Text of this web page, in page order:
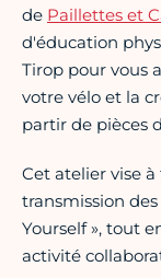
de Paillettes et
d'éducation
Tirop pour vous
votre vélo et la
partir de pièces
Cet atelier vise
transmission
Yourself », tout
activité